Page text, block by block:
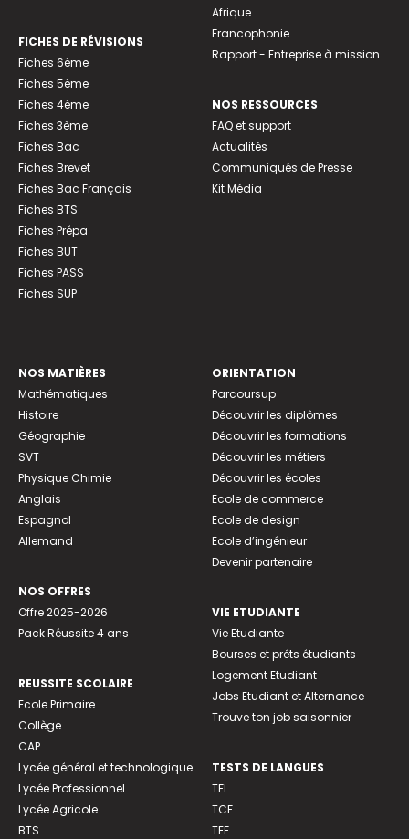
FICHES DE RÉVISIONS
Fiches 6ème
Fiches 5ème
Fiches 4ème
Fiches 3ème
Fiches Bac
Fiches Brevet
Fiches Bac Français
Fiches BTS
Fiches Prépa
Fiches BUT
Fiches PASS
Fiches SUP
Afrique
Francophonie
Rapport - Entreprise à mission
NOS RESSOURCES
FAQ et support
Actualités
Communiqués de Presse
Kit Média
NOS MATIÈRES
Mathématiques
Histoire
Géographie
SVT
Physique Chimie
Anglais
Espagnol
Allemand
NOS OFFRES
Offre 2025-2026
Pack Réussite 4 ans
REUSSITE SCOLAIRE
Ecole Primaire
Collège
CAP
Lycée général et technologique
Lycée Professionnel
Lycée Agricole
BTS
ORIENTATION
Parcoursup
Découvrir les diplômes
Découvrir les formations
Découvrir les métiers
Découvrir les écoles
Ecole de commerce
Ecole de design
Ecole d’ingénieur
Devenir partenaire
VIE ETUDIANTE
Vie Etudiante
Bourses et prêts étudiants
Logement Etudiant
Jobs Etudiant et Alternance
Trouve ton job saisonnier
TESTS DE LANGUES
TFI
TCF
TEF